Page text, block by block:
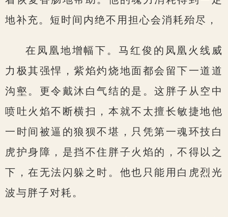
地补充。短时间内绝不用担心会消耗殆尽，
在凤凰地增幅下。马红俊的凤凰火线威
力极其强悍，紫焰灼烧地面都会留下一道道
沟壑。更令戴沐白气结的是。这胖子从空中
喷吐火焰不断横扫，本就不太擅长敏捷地他
一时间被逼的狼狈不堪，只凭第一魂环技白
虎护身障，是挡不住胖子火焰的，不得以之
下，在无法闪躲之时。他也只能用白虎烈光
波与胖子对耗。